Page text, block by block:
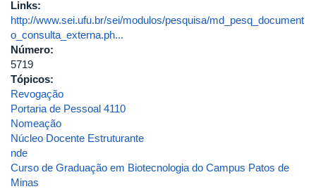
Links:
http://www.sei.ufu.br/sei/modulos/pesquisa/md_pesq_document
o_consulta_externa.ph...
Número:
5719
Tópicos:
Revogação
Portaria de Pessoal 4110
Nomeação
Núcleo Docente Estruturante
nde
Curso de Graduação em Biotecnologia do Campus Patos de
Minas